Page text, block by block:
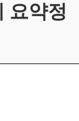
요약정